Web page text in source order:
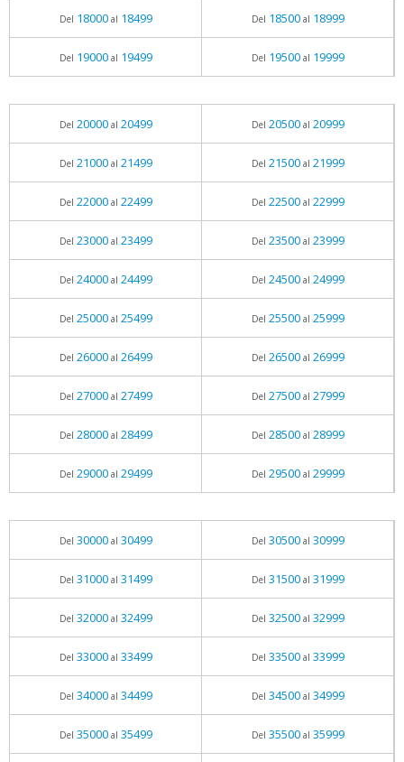
Del 18000al 18499 Del 18500al 18999
Del 19000al 19499 Del 19500al 19999
Del 20000al 20499 Del 20500al 20999
Del 21000al 21499 Del 21500al 21999
Del 22000al 22499 Del 22500al 22999
Del 23000al 23499 Del 23500al 23999
Del 24000al 24499 Del 24500al 24999
Del 25000al 25499 Del 25500al 25999
Del 26000al 26499 Del 26500al 26999
Del 27000al 27499 Del 27500al 27999
Del 28000al 28499 Del 28500al 28999
Del 29000al 29499 Del 29500al 29999
Del 30000al 30499 Del 30500al 30999
Del 31000al 31499 Del 31500al 31999
Del 32000al 32499 Del 32500al 32999
Del 33000al 33499 Del 33500al 33999
Del 34000al 34499 Del 34500al 34999
Del 35000al 35499 Del 35500al 35999